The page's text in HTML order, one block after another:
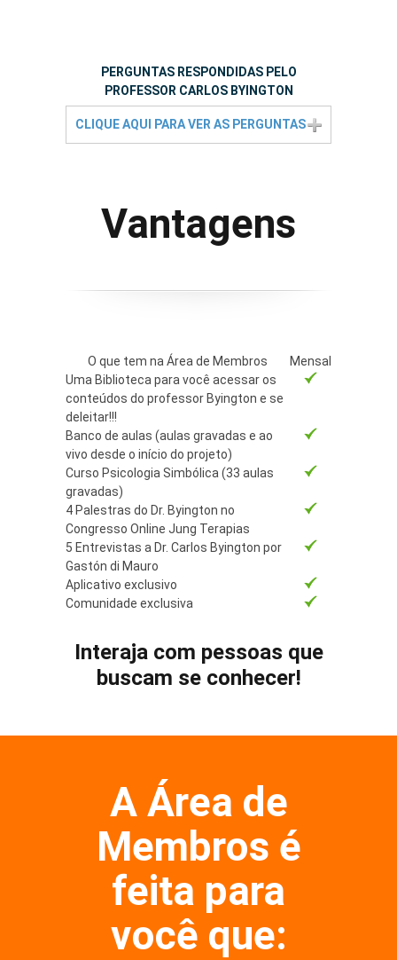
PERGUNTAS RESPONDIDAS PELO
PROFESSOR CARLOS BYINGTON
CLIQUE AQUI PARA VER AS PERGUNTAS
Vantagens
O que tem na Área de Membros
Mensal
Uma Biblioteca para você acessar os
conteúdos do professor Byington e se
deleitar!!!
Banco de aulas (aulas gravadas e ao
vivo desde o início do projeto)
Curso Psicologia Simbólica (33 aulas
gravadas)
4 Palestras do Dr. Byington no
Congresso Online Jung Terapias
5 Entrevistas a Dr. Carlos Byington por
Gastón di Mauro
Aplicativo exclusivo
Comunidade exclusiva
Interaja com pessoas que
buscam se conhecer!
A Área de
Membros é
feita para
você que: